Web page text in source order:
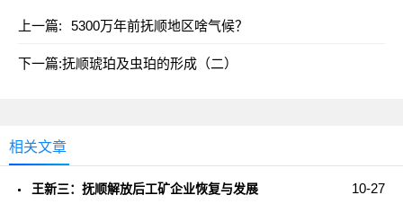
上一篇: 5300万年前抚顺地区啥气候？
下一篇:抚顺琥珀及虫珀的形成（二）
相关文章
10-27
王新三：抚顺解放后工矿企业恢复与发展